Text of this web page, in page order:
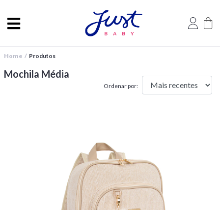
Home / Produtos
Mochila Média
Ordenar por: